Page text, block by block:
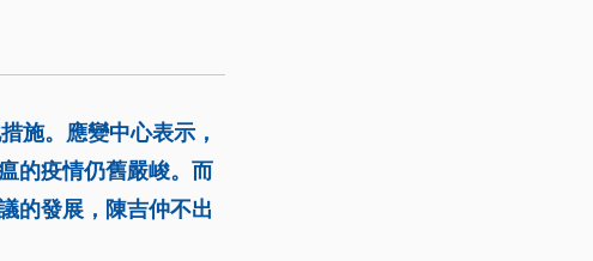
施。應變中心表示，
的疫情仍舊嚴峻。而
的發展，陳吉仲不出